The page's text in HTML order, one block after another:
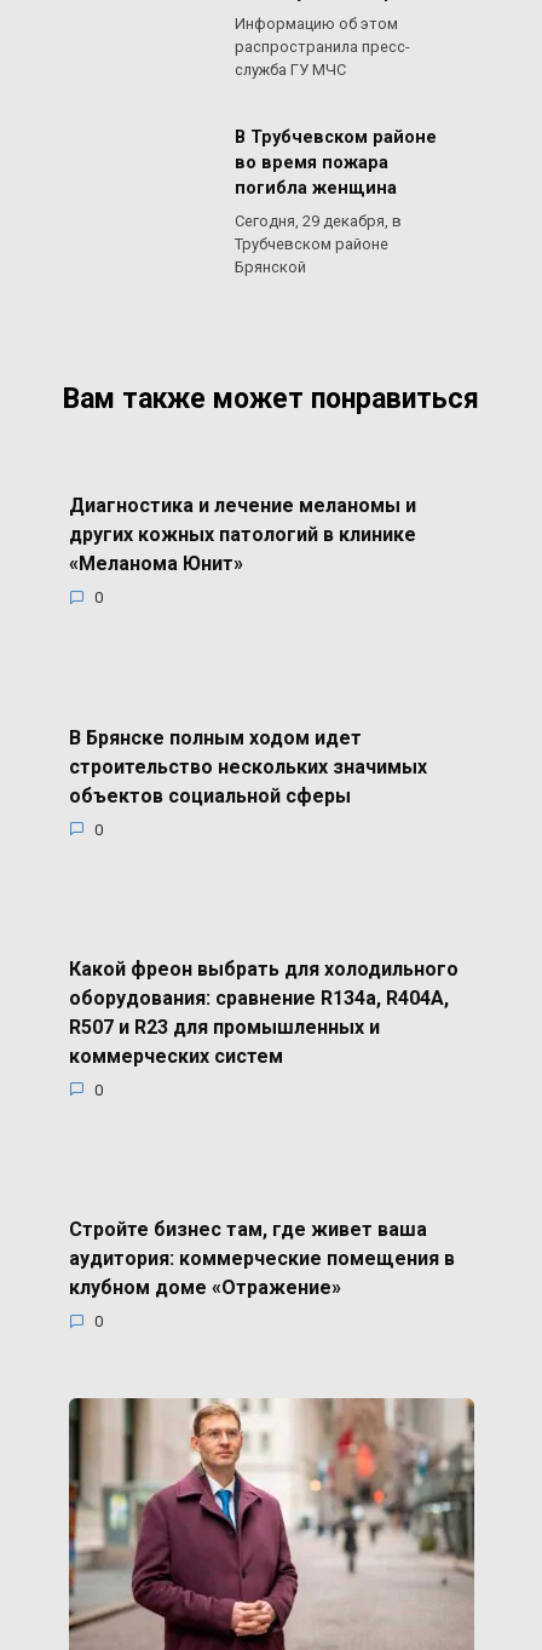
Информацию об этом
распространила пресс-
служба ГУ МЧС
В Трубчевском районе
во время пожара
погибла женщина
Сегодня, 29 декабря, в
Трубчевском районе
Брянской
Вам также может понравиться
Диагностика и лечение меланомы и
других кожных патологий в клинике
«Меланома Юнит»
0
В Брянске полным ходом идет
строительство нескольких значимых
объектов социальной сферы
0
Какой фреон выбрать для холодильного
оборудования: сравнение R134a, R404A,
R507 и R23 для промышленных и
коммерческих систем
0
Стройте бизнес там, где живет ваша
аудитория: коммерческие помещения в
клубном доме «Отражение»
0